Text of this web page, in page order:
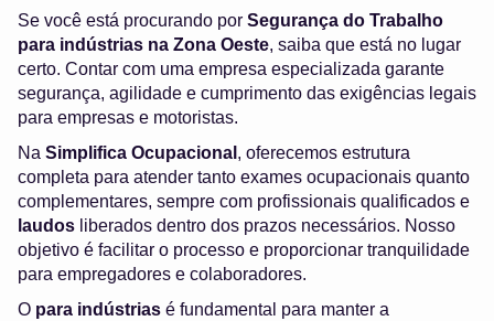
Se você está procurando por Segurança do Trabalho
para indústrias na Zona Oeste, saiba que está no lugar
certo. Contar com uma empresa especializada garante
segurança, agilidade e cumprimento das exigências legais
para empresas e motoristas.
Na Simplifica Ocupacional , oferecemos estrutura
completa para atender tanto exames ocupacionais quanto
complementares, sempre com profissionais qualificados e
laudos liberados dentro dos prazos necessários. Nosso
objetivo é facilitar o processo e proporcionar tranquilidade
para empregadores e colaboradores.
O para indústrias é fundamental para manter a